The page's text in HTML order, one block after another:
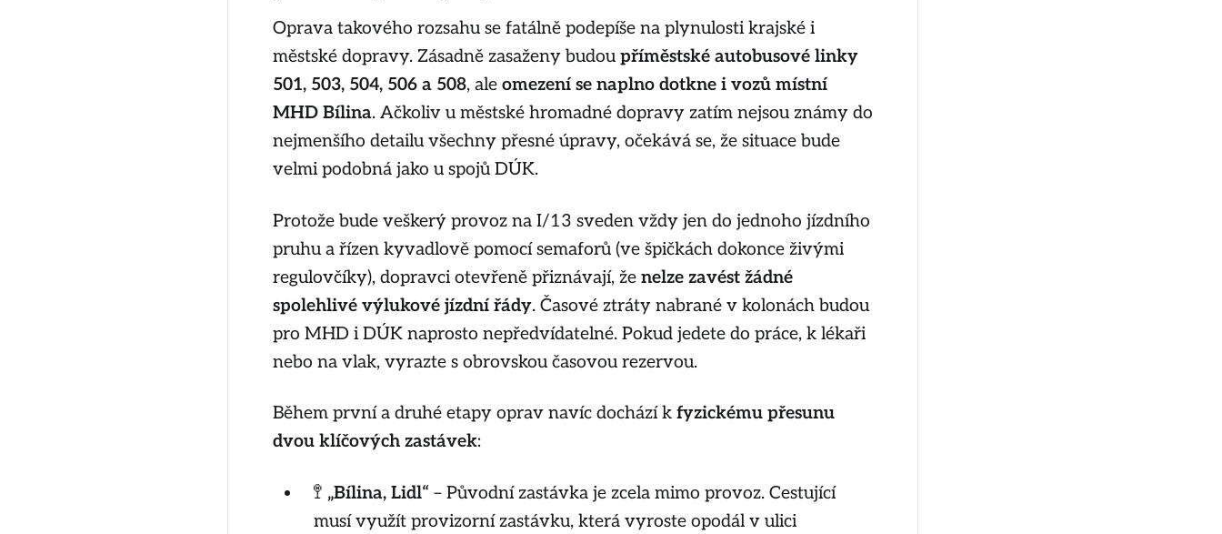
Oprava takového rozsahu se fatálně podepíše na plynulosti krajské i
městské dopravy. Zásadně zasaženy budou příměstské autobusové linky
501, 503, 504, 506 a 508, ale omezení se naplno dotkne i vozů místní
MHD Bílina. Ačkoliv u městské hromadné dopravy zatím nejsou známy do
nejmenšího detailu všechny přesné úpravy, očekává se, že situace bude
velmi podobná jako u spojů DÚK.
Protože bude veškerý provoz na I/13 sveden vždy jen do jednoho jízdního
pruhu a řízen kyvadlově pomocí semaforů (ve špičkách dokonce živými
regulovčíky), dopravci otevřeně přiznávají, že nelze zavést žádné
spolehlivé výlukové jízdní řády. Časové ztráty nabrané v kolonách budou
pro MHD i DÚK naprosto nepředvídatelné. Pokud jedete do práce, k lékaři
nebo na vlak, vyrazte s obrovskou časovou rezervou.
Během první a druhé etapy oprav navíc dochází k fyzickému přesunu
dvou klíčových zastávek:
🚏 „Bílina, Lidl“ – Původní zastávka je zcela mimo provoz. Cestující
musí využít provizorní zastávku, která vyroste opodál v ulici